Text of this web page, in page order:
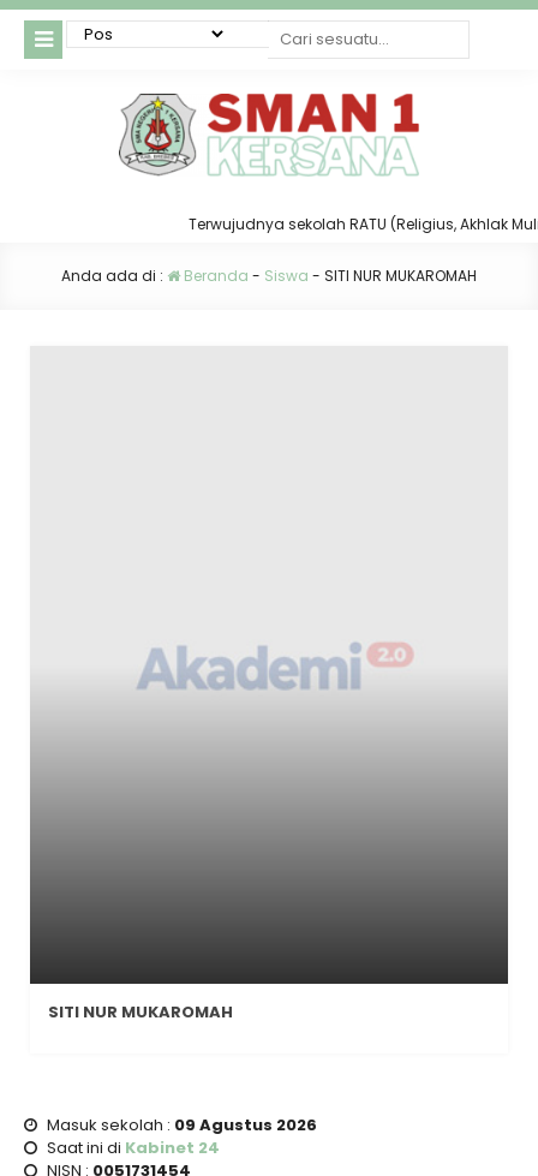
Terwujudnya sekolah RATU (Religius, Akhlak
Anda ada di : Beranda - Siswa - SITI NUR MUKAROMAH
SITI NUR MUKAROMAH
Masuk sekolah : 09 Agustus 2026
Saat ini di Kabinet 24
NISN : 0051731454